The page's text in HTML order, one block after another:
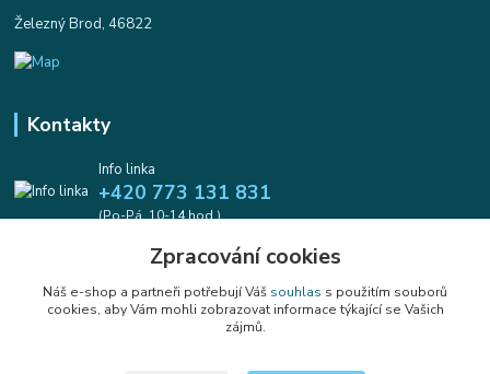
Železný Brod, 46822
Kontakty
Info linka
+420 773 131 831
(Po-Pá, 10-14 hod.)
info@koralkomat.czZpracování cookies
Náš e-shop a partneři potřebují Váš souhlas s použitím souborů
cookies, aby Vám mohli zobrazovat informace týkající se Vašich
zájmů.